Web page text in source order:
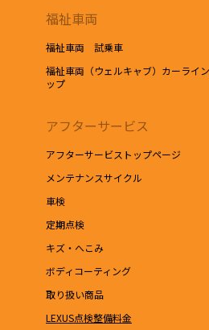
福祉車両
福祉車両 試乗車
福祉車両（ウェルキャブ）カーライ
ップ
アフターサービス
アフターサービストップページ
メンテナンスサイクル
車検
定期点検
キズ・へこみ
ボディコーティング
取り扱い商品
LEXUS点検整備料金